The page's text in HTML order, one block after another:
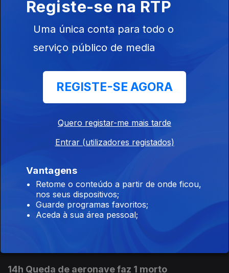
18h Ministra do Ambiente ainda sem reposta
sobre preço dos combustíveis
08 ago. 2026
17h Incêndio em Carrazeda de Ansiães
08 ago. 2026
16h PR defende mais proteção para crianças e
08 ago. 2026
15h As explicações de António José Seguro
14h Queda de aeronave faz 1 morto
Registe-se na RTP
Uma única conta para todo o
serviço público de media
REGISTE-SE AGORA
Quero registar-me mais tarde
Entrar (utilizadores registados)
Vantagens
Retome o conteúdo a partir de onde ficou,
nos seus dispositivos;
Guarde programas favoritos;
Aceda à sua área pessoal;